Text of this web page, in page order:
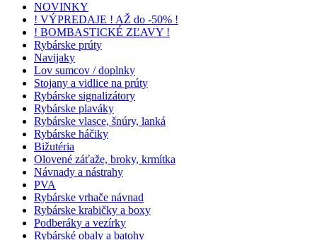
NOVINKY
! VÝPREDAJE ! AŽ do -50% !
! BOMBASTICKÉ ZĽAVY !
Rybárske prúty
Navijaky
Lov sumcov / doplnky
Stojany a vidlice na prúty
Rybárske signalizátory
Rybárske plaváky
Rybárske vlasce, šnúry, lanká
Rybárske háčiky
Bižutéria
Olovené záťaže, broky, krmítka
Návnady a nástrahy
PVA
Rybárske vrhače návnad
Rybárske krabičky a boxy
Podberáky a vezírky
Rybárské obaly a batohy